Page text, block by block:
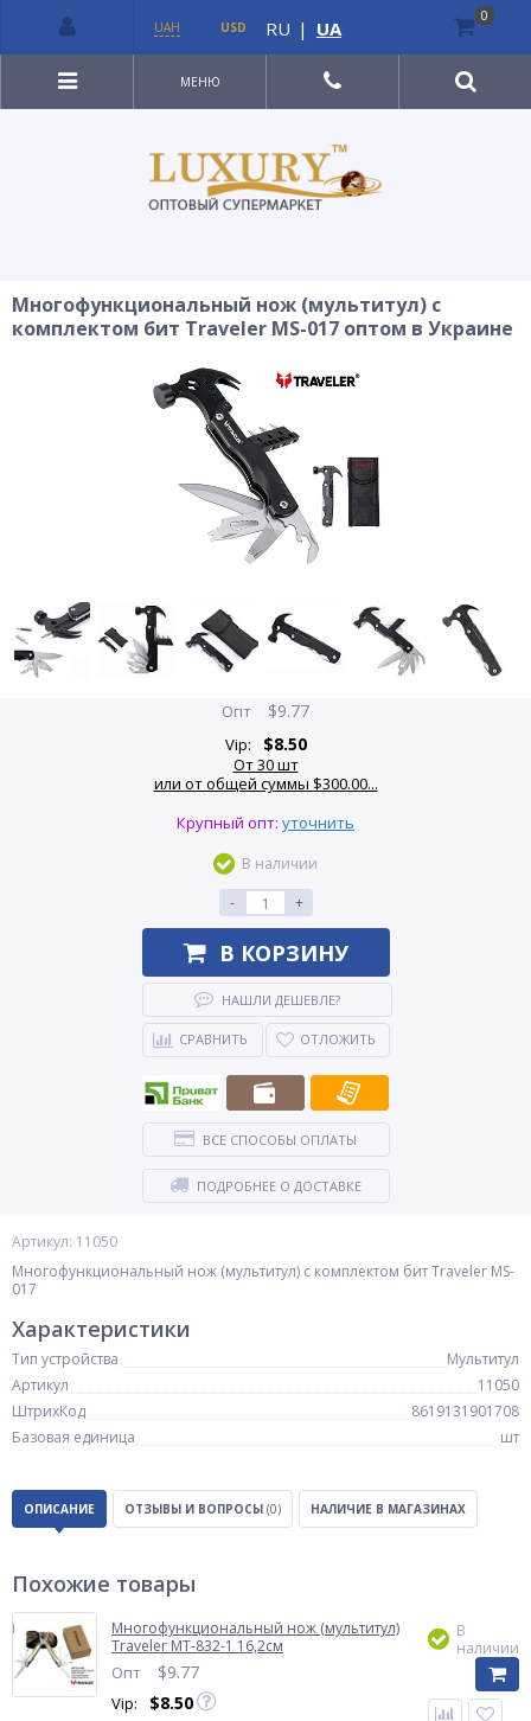
МЕНЮ
Многофункциональный нож (мультитул) с
комплектом бит Traveler MS-017 оптом в Украине
Артикул: 11050
Многофункциональный нож (мультитул) с комплектом бит Traveler MS-
017
Опт $9.77
Vip: $8.50
От 30 шт
или от общей суммы $300.00...
Крупный опт: уточнить
В наличии
-
+
В КОРЗИНУ
НАШЛИ ДЕШЕВЛЕ?
СРАВНИТЬ ОТЛОЖИТЬ
ВСЕ СПОСОБЫ ОПЛАТЫ
ПОДРОБНЕЕ О ДОСТАВКЕ
Характеристики
Тип устройства
Мультитул
Артикул
11050
ШтрихКод
8619131901708
Базовая единица
шт
ОПИСАНИЕ ОТЗЫВЫ И ВОПРОСЫ (0) НАЛИЧИЕ В МАГАЗИНАХ
Похожие товары
Многофункциональный нож (мультитул)
Traveler MT-832-1 16,2см
Опт $9.77
Vip: $8.50
В
наличии
UAH USD RU | UA
0